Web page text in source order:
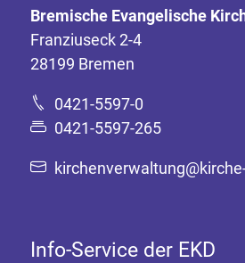
Bremische Evangelische
Franziuseck 2-4
28199 Bremen
0421-5597-0
0421-5597-265
Info-Service der EKD